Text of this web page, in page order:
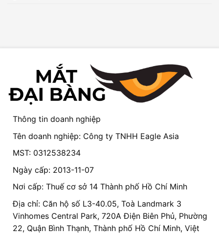
Thông tin doanh nghiệp
Tên doanh nghiệp: Công ty TNHH Eagle Asia
MST: 0312538234
Ngày cấp: 2013-11-07
Nơi cấp: Thuế cơ sở 14 Thành phố Hồ Chí Minh
Địa chỉ: Căn hộ số L3-40.05, Toà Landmark 3
Vinhomes Central Park, 720A Điện Biên Phủ, Phường
22, Quận Bình Thạnh, Thành phố Hồ Chí Minh, Việt